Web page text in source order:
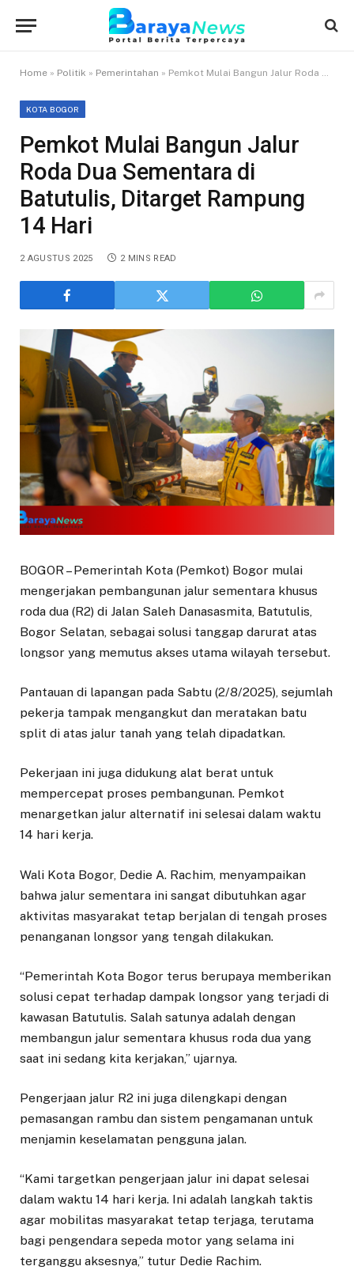
Home » Politik » Pemerintahan » Pemkot Mulai Bangun Jalur Roda Dua Sementara di Batutulis, Ditarget Rampung 14 Hari
KOTA BOGOR
Pemkot Mulai Bangun Jalur
Roda Dua Sementara di
Batutulis, Ditarget Rampung
14 Hari
2 AGUSTUS 2025 2 MINS READ
BOGOR – Pemerintah Kota (Pemkot) Bogor mulai
mengerjakan pembangunan jalur sementara khusus
roda dua (R2) di Jalan Saleh Danasasmita, Batutulis,
Bogor Selatan, sebagai solusi tanggap darurat atas
longsor yang memutus akses utama wilayah tersebut.
Pantauan di lapangan pada Sabtu (2/8/2025), sejumlah
pekerja tampak mengangkut dan meratakan batu
split di atas jalur tanah yang telah dipadatkan.
Pekerjaan ini juga didukung alat berat untuk
mempercepat proses pembangunan. Pemkot
menargetkan jalur alternatif ini selesai dalam waktu
14 hari kerja.
Wali Kota Bogor, Dedie A. Rachim, menyampaikan
bahwa jalur sementara ini sangat dibutuhkan agar
aktivitas masyarakat tetap berjalan di tengah proses
penanganan longsor yang tengah dilakukan.
“Pemerintah Kota Bogor terus berupaya memberikan
solusi cepat terhadap dampak longsor yang terjadi di
kawasan Batutulis. Salah satunya adalah dengan
membangun jalur sementara khusus roda dua yang
saat ini sedang kita kerjakan,” ujarnya.
Pengerjaan jalur R2 ini juga dilengkapi dengan
pemasangan rambu dan sistem pengamanan untuk
menjamin keselamatan pengguna jalan.
“Kami targetkan pengerjaan jalur ini dapat selesai
dalam waktu 14 hari kerja. Ini adalah langkah taktis
agar mobilitas masyarakat tetap terjaga, terutama
bagi pengendara sepeda motor yang selama ini
terganggu aksesnya,” tutur Dedie Rachim.